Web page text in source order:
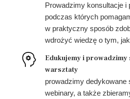
Prowadzimy konsultacje i
podczas których
w praktyczny sposób
wdrożyć wiedzę o tym, jak
Edukujemy i
warsztaty
prowadzimy dedykowane
webinary, a także